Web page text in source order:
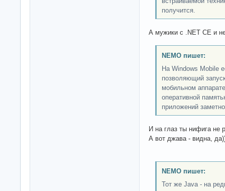
получится.
А мужики с .NET CE и
NEMO пишет:
На Windows Mobile
позволяющий
мобильном
оперативной
приложений
И на глаз ты нифига не
А вот джава - видна,
NEMO пишет:
Тот же Java - на